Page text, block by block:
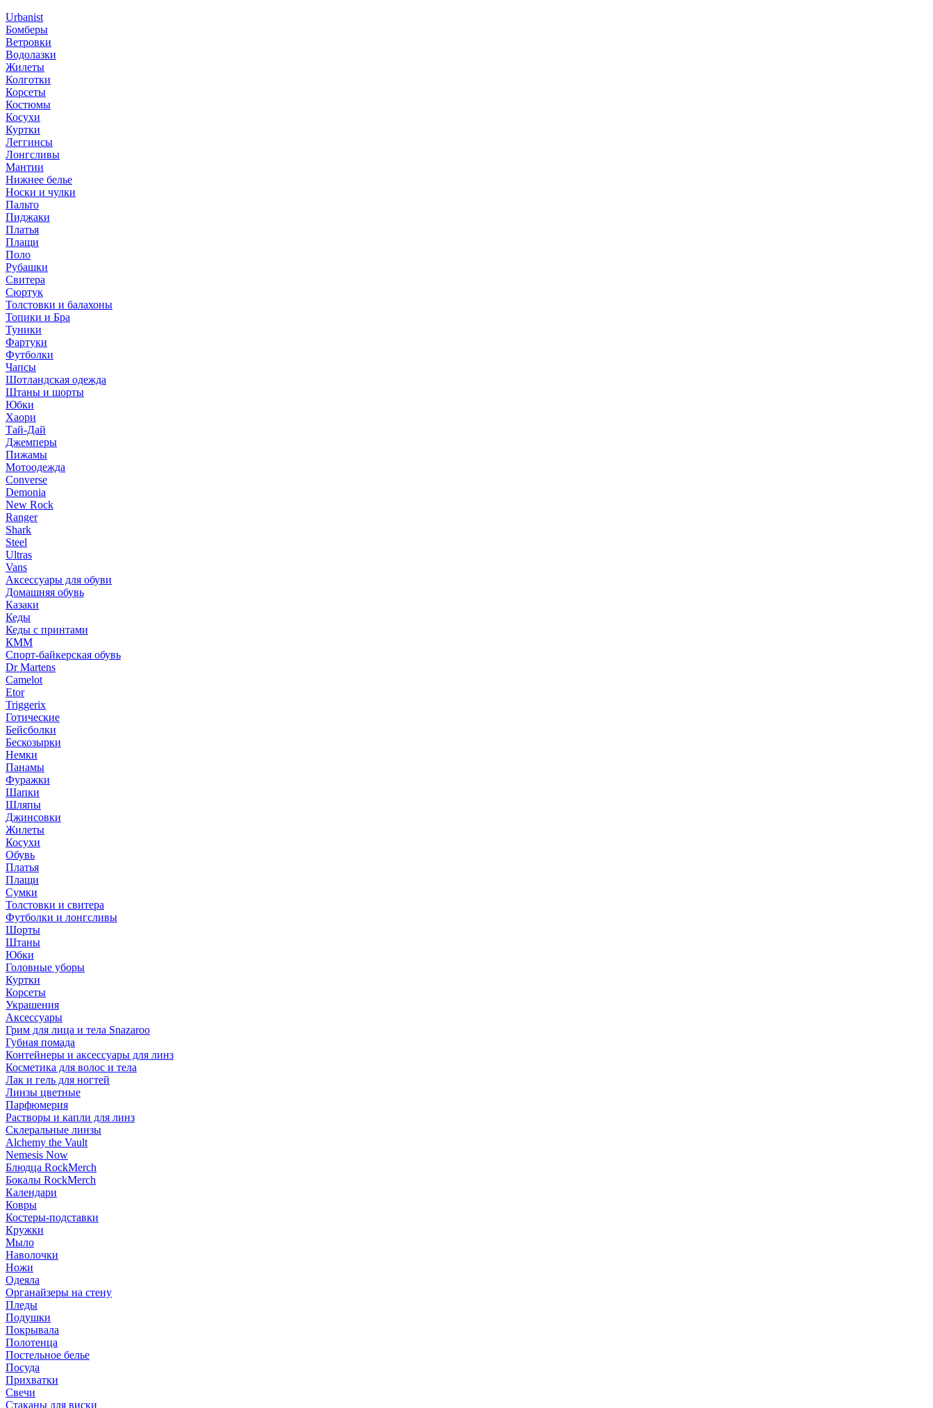
Urbanist
Бомберы
Ветровки
Водолазки
Жилеты
Колготки
Корсеты
Костюмы
Косухи
Куртки
Леггинсы
Лонгсливы
Мантии
Нижнее белье
Носки и чулки
Пальто
Пиджаки
Платья
Плащи
Поло
Рубашки
Свитера
Сюртук
Толстовки и балахоны
Топики и Бра
Туники
Фартуки
Футболки
Чапсы
Шотландская одежда
Штаны и шорты
Юбки
Хаори
Тай-Дай
Джемперы
Пижамы
Мотоодежда
Converse
Demonia
New Rock
Ranger
Shark
Steel
Ultras
Vans
Аксессуары для обуви
Домашняя обувь
Казаки
Кеды
Кеды с принтами
КММ
Спорт-байкерская обувь
Dr Martens
Camelot
Etor
Triggerix
Готические
Бейсболки
Бескозырки
Немки
Панамы
Фуражки
Шапки
Шляпы
Джинсовки
Жилеты
Косухи
Обувь
Платья
Плащи
Сумки
Толстовки и свитера
Футболки и лонгсливы
Шорты
Штаны
Юбки
Головные уборы
Куртки
Корсеты
Украшения
Аксессуары
Грим для лица и тела Snazaroo
Губная помада
Контейнеры и аксессуары для линз
Косметика для волос и тела
Лак и гель для ногтей
Линзы цветные
Парфюмерия
Растворы и капли для линз
Склеральные линзы
Alchemy the Vault
Nemesis Now
Блюдца RockMerch
Бокалы RockMerch
Календари
Ковры
Костеры-подставки
Кружки
Мыло
Наволочки
Ножи
Одеяла
Органайзеры на стену
Пледы
Подушки
Покрывала
Полотенца
Постельное белье
Посуда
Прихватки
Свечи
Стаканы для виски